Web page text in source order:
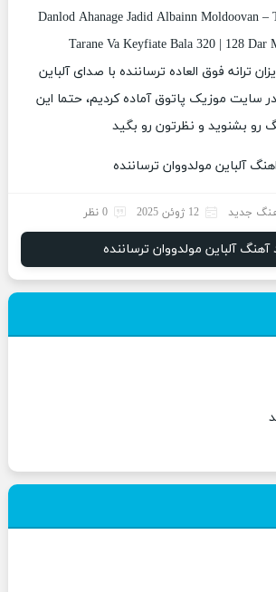
Danlod Ahanage Jadid Albainn Moldoovan –
Tarane Va Keyfiate Bala 320 | 128 Dar
ترانه فوق العاده ترساننده با صدای آلباین
سایت موزیک پاتوق آماده کردیم، حتما این
رو بشنوید و نظرتون رو بگید
جدید 12 ژوئن 2025 0 نظر
آهنگ آلباین مولدووان ترساننده